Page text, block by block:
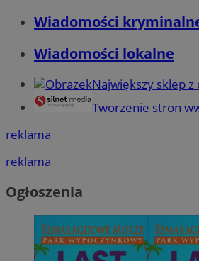
Wiadomości
Wiadomości lokalne
Największy sklep z
Tworzenie stron
reklama
reklama
Ogłoszenia